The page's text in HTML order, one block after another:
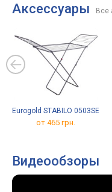
Аксессуары Все
Eurogold STABILO 0503SE
от 465 грн.
Видеообзоры